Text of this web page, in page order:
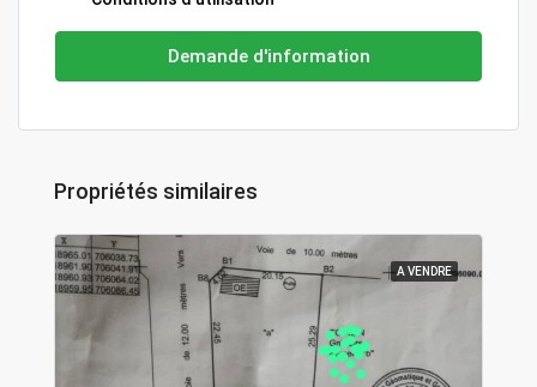
Demande d'information
Propriétés similaires
A VENDRE